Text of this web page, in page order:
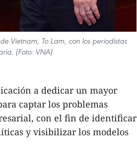
Vietnam, To Lam, con los periodistas
(Foto: VNA)
a dedicar un mayor
captar los problemas
con el fin de identificar
y visibilizar los modelos